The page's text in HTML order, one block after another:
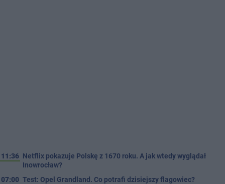
11:36 Netflix pokazuje Polskę z 1670 roku. A jak wtedy wyglądał
Inowrocław?
07:00 Test: Opel Grandland. Co potrafi dzisiejszy flagowiec?